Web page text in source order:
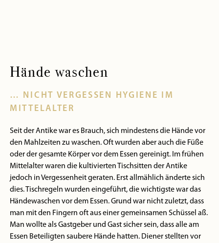
Hände waschen
… NICHT VERGESSEN HYGIENE IM
MITTELALTER
Seit der Antike war es Brauch, sich mindestens die Hände vor
den Mahlzeiten zu waschen. Oft wurden aber auch die Füße
oder der gesamte Körper vor dem Essen gereinigt. Im frühen
Mittelalter waren die kultivierten Tischsitten der Antike
jedoch in Vergessenheit geraten. Erst allmählich änderte sich
dies. Tischregeln wurden eingeführt, die wichtigste war das
Händewaschen vor dem Essen. Grund war nicht zuletzt, dass
man mit den Fingern oft aus einer gemeinsamen Schüssel aß.
Man wollte als Gastgeber und Gast sicher sein, dass alle am
Essen Beteiligten saubere Hände hatten. Diener stellten vor